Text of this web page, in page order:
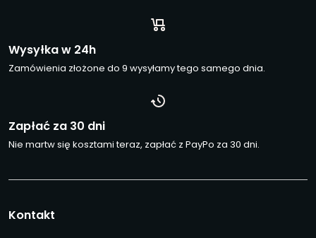
Wysyłka w 24h
Zamówienia złożone do 9 wysyłamy tego samego dnia.
Zapłać za 30 dni
Nie martw się kosztami teraz, zapłać z PayPo za 30 dni.
Kontakt